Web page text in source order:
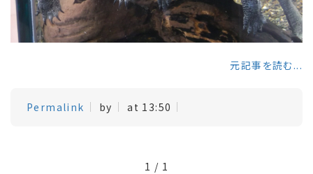
元記事を読む...
Permalink by at 13:50
1 / 1